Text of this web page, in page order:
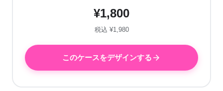
¥1,800
税込 ¥1,980
このケースをデザインする